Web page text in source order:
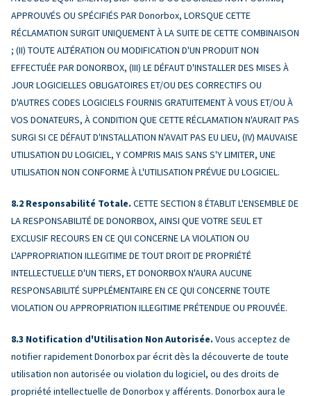
APPROUVÉS OU SPÉCIFIÉS PAR Donorbox, LORSQUE CETTE
RÉCLAMATION SURGIT UNIQUEMENT À LA SUITE DE CETTE COMBINAISON
; (II) TOUTE ALTÉRATION OU MODIFICATION D'UN PRODUIT NON
EFFECTUÉE PAR DONORBOX, (III) LE DÉFAUT D'INSTALLER DES MISES À
JOUR LOGICIELLES OBLIGATOIRES ET/OU DES CORRECTIFS OU
D'AUTRES CODES LOGICIELS FOURNIS GRATUITEMENT À VOUS ET/OU À
VOS DONATEURS, À CONDITION QUE CETTE RÉCLAMATION N'AURAIT PAS
SURGI SI CE DÉFAUT D'INSTALLATION N'AVAIT PAS EU LIEU, (IV) MAUVAISE
UTILISATION DU LOGICIEL, Y COMPRIS MAIS SANS S'Y LIMITER, UNE
UTILISATION NON CONFORME À L'UTILISATION PRÉVUE DU LOGICIEL.
Responsabilité Totale. CETTE SECTION 8 ÉTABLIT L'ENSEMBLE DE
LA RESPONSABILITÉ DE DONORBOX, AINSI QUE VOTRE SEUL ET
EXCLUSIF RECOURS EN CE QUI CONCERNE LA VIOLATION OU
L'APPROPRIATION ILLEGITIME DE TOUT DROIT DE PROPRIÉTÉ
INTELLECTUELLE D'UN TIERS, ET DONORBOX N'AURA AUCUNE
RESPONSABILITÉ SUPPLÉMENTAIRE EN CE QUI CONCERNE TOUTE
VIOLATION OU APPROPRIATION ILLEGITIME PRÉTENDUE OU PROUVÉE.
Notification d'Utilisation Non Autorisée. Vous acceptez de
notifier rapidement Donorbox par écrit dès la découverte de toute
utilisation non autorisée ou violation du logiciel, ou des droits de
propriété intellectuelle de Donorbox y afférents. Donorbox aura le